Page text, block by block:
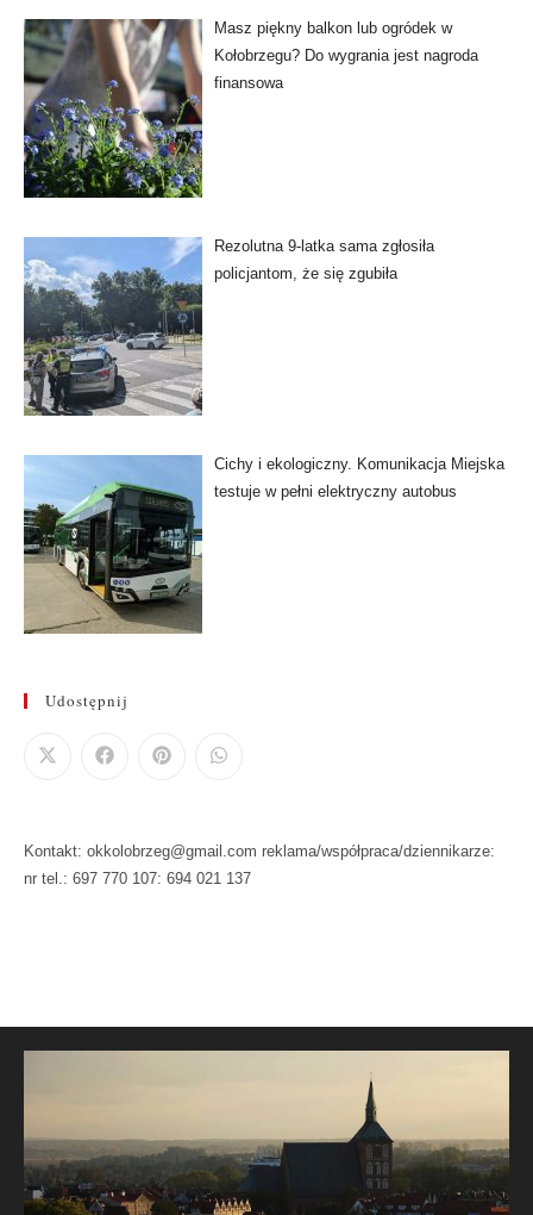
Masz piękny balkon lub ogródek w
Kołobrzegu? Do wygrania jest nagroda
finansowa
Rezolutna 9-latka sama zgłosiła
policjantom, że się zgubiła
Cichy i ekologiczny. Komunikacja Miejska
testuje w pełni elektryczny autobus
Udostępnij
Kontakt: okkolobrzeg@gmail.com reklama/współpraca/dziennikarze:
nr tel.: 697 770 107: 694 021 137